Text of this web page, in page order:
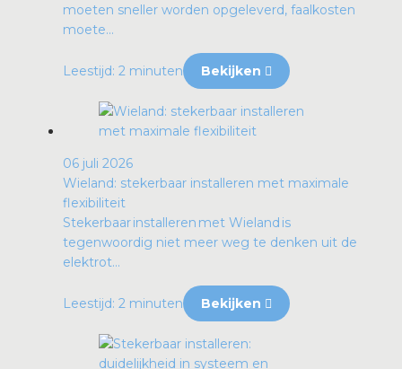
moeten sneller worden opgeleverd, faalkosten
moete...
Leestijd: 2 minuten Bekijken
06 juli 2026
Wieland: stekerbaar installeren met maximale
flexibiliteit
Stekerbaar installeren met Wieland is
tegenwoordig niet meer weg te denken uit de
elektrot...
Leestijd: 2 minuten Bekijken